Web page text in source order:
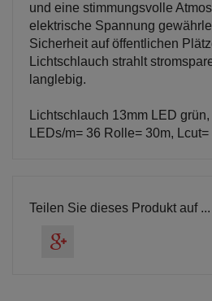
und eine stimmungsvolle
elektrische Spannung
Sicherheit auf öffentlichen
Lichtschlauch strahlt
langlebig.
Lichtschlauch 13mm LED
LEDs/m= 36 Rolle= 30m, Lcut=
Teilen Sie dieses Produkt auf ...